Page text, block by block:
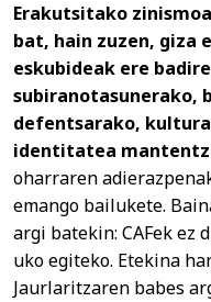
Erakutsitako
bat, hain zuzen, giza
eskubideak ere
subiranotasunerako,
defentsarako,
identitatea
oharraren
emango bailukete.
argi batekin: CAFek ez
uko egiteko. Etekina
Jaurlaritzaren babes